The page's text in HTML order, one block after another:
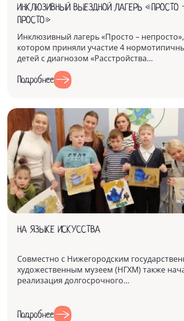
ИНКЛЮЗИВНЫЙ ВЫЕЗДНОЙ ЛАГЕРЬ
ПРОСТО»
Инклюзивный лагерь «Просто – непросто», в
котором приняли участие 4
детей с диагнозом «Расстройства
аутистического спектра», а также их родит...
Подробнее
НА ЯЗЫКЕ ИСКУССТВА
Совместно с Нижегородским
художественным музеем (НГХМ) также
реализация долгосрочного
Подробнее